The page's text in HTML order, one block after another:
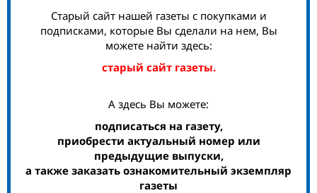
Старый сайт нашей газеты с покупками и
подписками, которые Вы сделали на нем, Вы
можете найти здесь:
старый сайт газеты.
А здесь Вы можете:
подписаться на газету,
приобрести актуальный номер или
предыдущие выпуски,
а также заказать ознакомительный экземпляр
газеты